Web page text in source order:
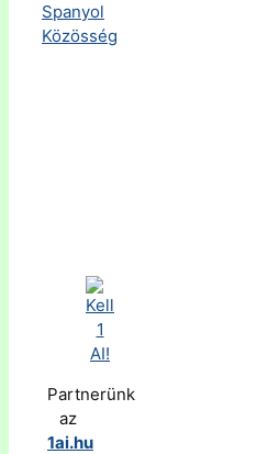
Partnerünk
az
1ai.hu